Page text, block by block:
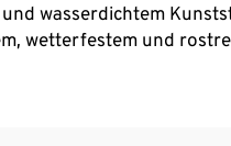
wasserdichtem
wetterfestem und
mit wassserdichtem